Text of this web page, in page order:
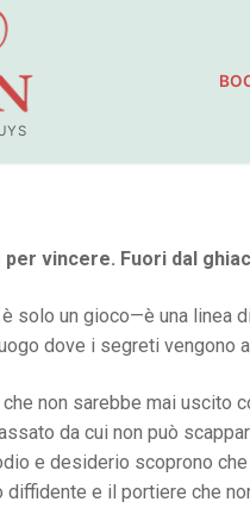
per vincere. Fuori dal
è solo un gioco—è una
dove i segreti
non sarebbe mai uscito
da cui non può
e desiderio scoprono
diffidente e il portiere che